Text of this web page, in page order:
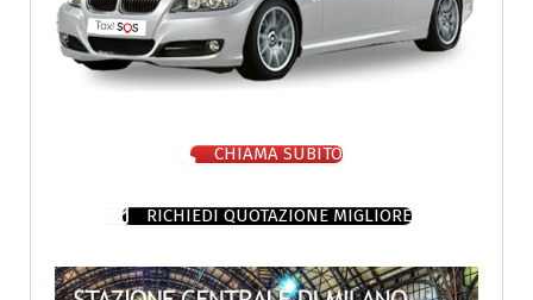
CHIAMA SUBITO
RICHIEDI QUOTAZIONE MIGLIORE